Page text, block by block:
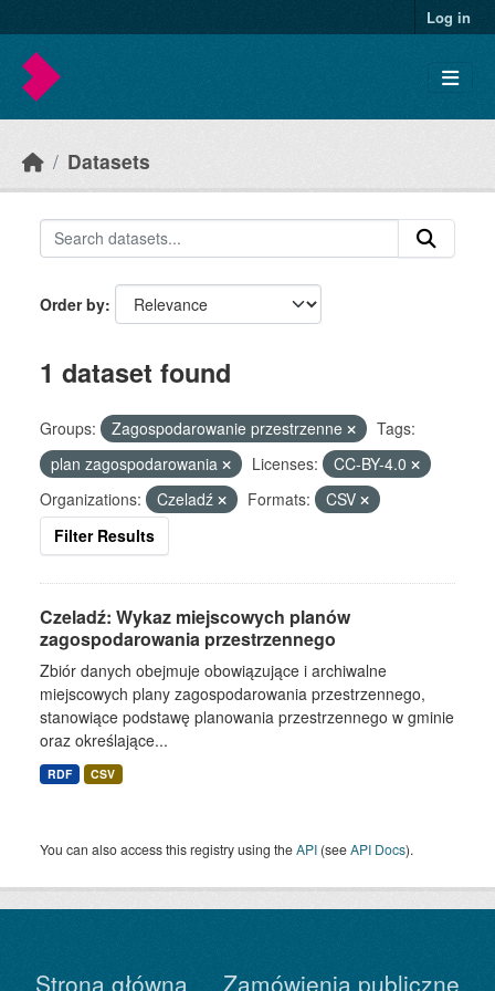
Log in
Datasets
Order by
1 dataset found
Groups: Zagospodarowanie przestrzenne
Tags:
plan zagospodarowania
Licenses:
CC-BY-4.0
Organizations:
Czeladź Formats:
CSV
Filter Results
Czeladź: Wykaz miejscowych planów
zagospodarowania przestrzennego
Zbiór danych obejmuje obowiązujące i archiwalne
miejscowych plany zagospodarowania przestrzennego,
stanowiące podstawę planowania przestrzennego w gminie
oraz określające...
RDF CSV
You can also access this registry using theAPI (seeAPI Docs).
Strona główna Zamówienia publiczne